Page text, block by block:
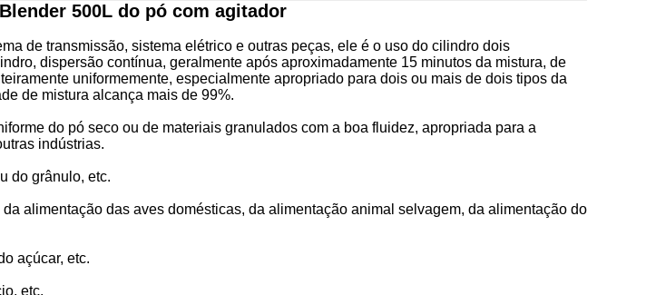
500L do pó com agitador
de transmissão, sistema elétrico e outras peças, ele é o uso do cilindro dois
dispersão contínua, geralmente após aproximadamente 15 minutos da mistura, de
uniformemente, especialmente apropriado para dois ou mais de dois tipos da
de mistura alcança mais de 99%.
do pó seco ou de materiais granulados com a boa fluidez, apropriada para a
indústrias.
do grânulo, etc.
alimentação das aves domésticas, da alimentação animal selvagem, da alimentação do
açúcar, etc.
etc.